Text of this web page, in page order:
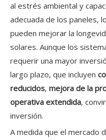
al estrés ambiental y
adecuada de los paneles,
pueden mejorar la
solares. Aunque los
requerir una mayor
largo plazo, que incluyen
reducidos, mejora de la
operativa extendida,
inversión.
A medida que el mercado